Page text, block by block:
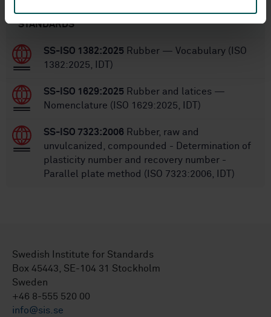
STANDARDS
SS-ISO 1382:2025 Rubber — Vocabulary (ISO
1382:2025, IDT)
SS-ISO 1629:2025 Rubber and latices —
Nomenclature (ISO 1629:2025, IDT)
SS-ISO 7323:2006 Rubber, raw and
unvulcanized, compounded - Determination of
plasticity number and recovery number -
Parallel plate method (ISO 7323:2006, IDT)
Swedish Institute for Standards
Box 45443, SE-104 31 Stockholm
Sweden
+46 8-555 520 00
info@sis.se